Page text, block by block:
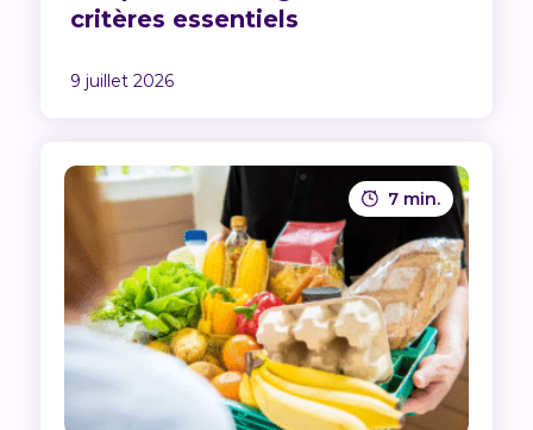
critères essentiels
9 juillet 2026
7 min.